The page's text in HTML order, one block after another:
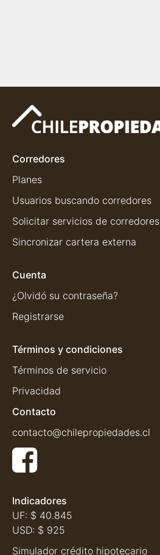
Corredores
Planes
Usuarios buscando corredores
Solicitar servicios de corredores
Sincronizar cartera externa
Cuenta
¿Olvidó su contraseña?
Registrarse
Términos y condiciones
Términos de servicio
Privacidad
Contacto
contacto@chilepropiedades.cl
Indicadores
UF: $ 40.845
USD: $ 925
Simulador crédito hipotecario